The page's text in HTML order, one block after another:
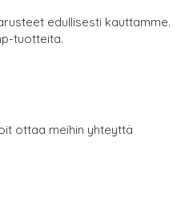
edullisesti kauttamme.
tuotteita.
ottaa meihin yhteyttä